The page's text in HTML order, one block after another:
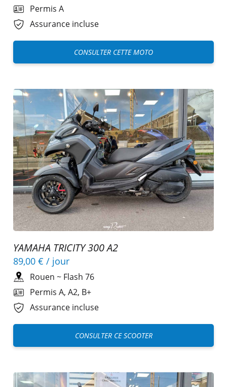
Permis A
Assurance incluse
CONSULTER CETTE MOTO
YAMAHA TRICITY 300 A2
89,00 € / jour
Rouen ~ Flash 76
Permis A, A2, B+
Assurance incluse
CONSULTER CE SCOOTER